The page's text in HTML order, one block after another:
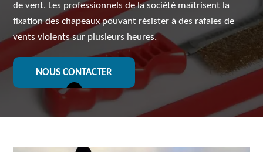
de vent. Les professionnels de la société maîtrisent la
fixation des chapeaux pouvant résister à des rafales de
vents violents sur plusieurs heures.
NOUS CONTACTER